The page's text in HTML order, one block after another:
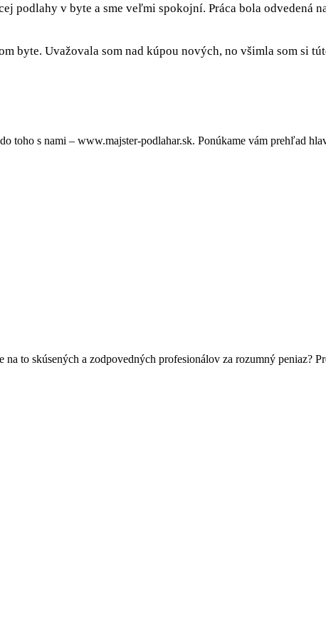
podlahy v byte a sme veľmi spokojní. Práca bola odvedená
byte. Uvažovala som nad kúpou nových, no všimla som si
toho s nami – www.majster-podlahar.sk. Ponúkame vám prehľad
na to skúsených a zodpovedných profesionálov za rozumný peniaz?